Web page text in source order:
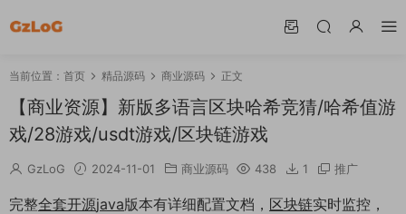
当前位置： 首页 精品源码 商业源码 正文
【商业资源】新版多语言区块哈希竞猜/哈希值游
戏/28游戏/usdt游戏/区块链游戏
GzLoG 2024-11-01 商业源码 438 1 推广
完整全套开源java版本有详细配置文档， 区块链实时监控，